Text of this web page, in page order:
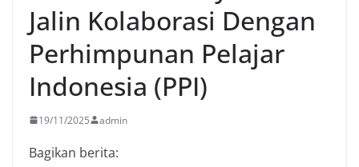
Jalin Kolaborasi Dengan
Perhimpunan Pelajar
Indonesia (PPI)
19/11/2025 admin
Bagikan berita: